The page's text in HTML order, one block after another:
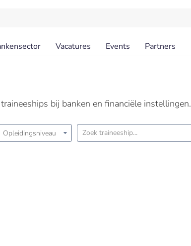
Vacatures Events Partners
bij banken en financiële instellingen.
Opleidingsniveau